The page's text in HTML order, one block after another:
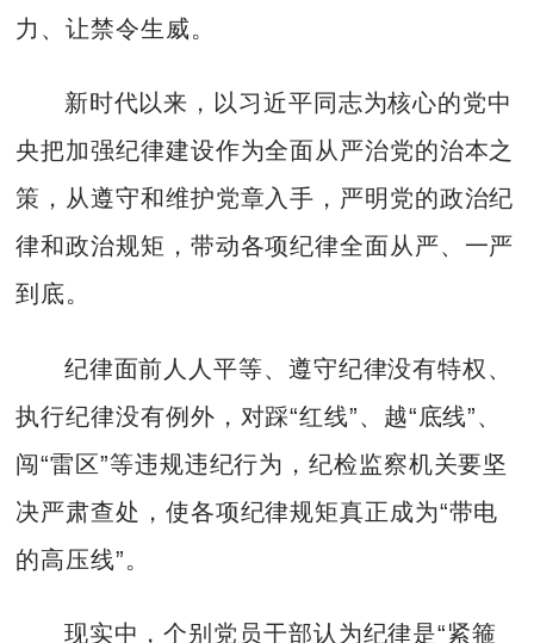
力、让禁令生威。
新时代以来，以习近平同志为核心的党中
央把加强纪律建设作为全面从严治党的治本之
策，从遵守和维护党章入手，严明党的政治纪
律和政治规矩，带动各项纪律全面从严、一严
到底。
纪律面前人人平等、遵守纪律没有特权、
执行纪律没有例外，对踩“红线”、越“底线”、
闯“雷区”等违规违纪行为，纪检监察机关要坚
决严肃查处，使各项纪律规矩真正成为“带电
的高压线”。
现实中，个别党员干部认为纪律是“紧箍